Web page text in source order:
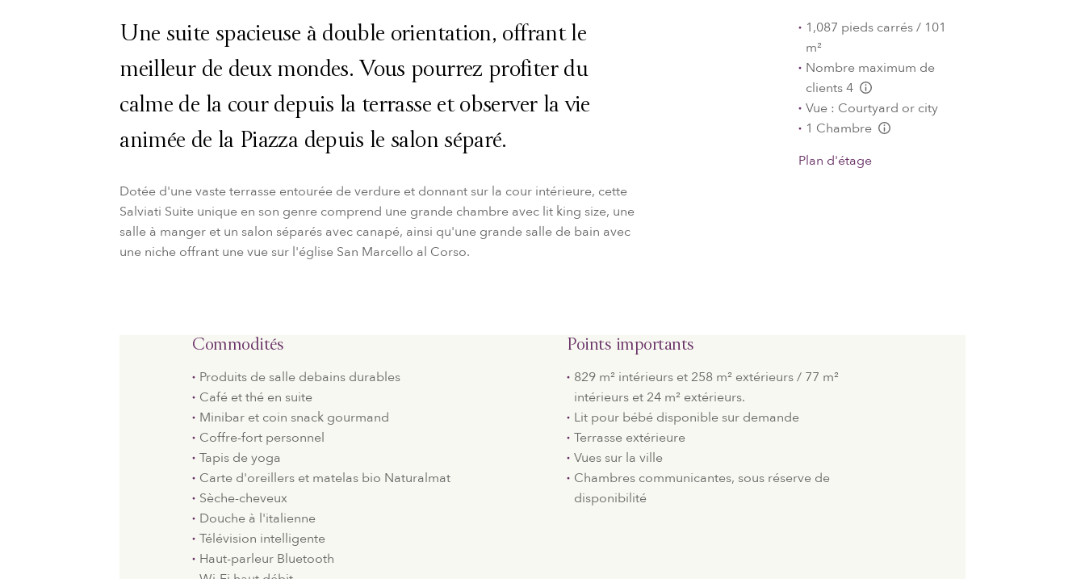
Une suite spacieuse à double orientation, offrant le
meilleur de deux mondes. Vous pourrez profiter du
calme de la cour depuis la terrasse et observer la vie
animée de la Piazza depuis le salon séparé.
Dotée d'une vaste terrasse entourée de verdure et donnant sur la cour intérieure, cette
Salviati Suite unique en son genre comprend une grande chambre avec lit king size, une
salle à manger et un salon séparés avec canapé, ainsi qu'une grande salle de bain avec
une niche offrant une vue sur l'église San Marcello al Corso.
1,087 pieds carrés / 101
m²
Nombre maximum de
clients 4
L:Generic.Info
Vue : Courtyard or city
1 Chambre
L:Generic.Info
Plan d'étage
Commodités
Produits de salle debains durables
Café et thé en suite
Minibar et coin snack gourmand
Coffre-fort personnel
Tapis de yoga
Carte d'oreillers et matelas bio Naturalmat
Sèche-cheveux
Douche à l'italienne
Télévision intelligente
Haut-parleur Bluetooth
Points importants
829 m² intérieurs et 258 m² extérieurs / 77 m²
intérieurs et 24 m² extérieurs.
Lit pour bébé disponible sur demande
Terrasse extérieure
Vues sur la ville
Chambres communicantes, sous réserve de
disponibilité